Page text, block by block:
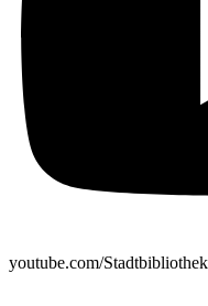
youtube.com/